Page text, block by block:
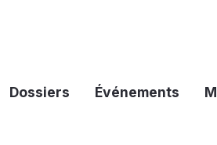
Dossiers Événements